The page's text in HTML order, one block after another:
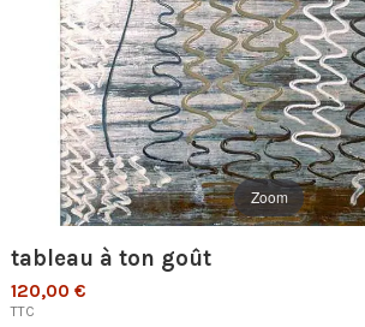
Zoom
tableau à ton goût
120,00 €
TTC